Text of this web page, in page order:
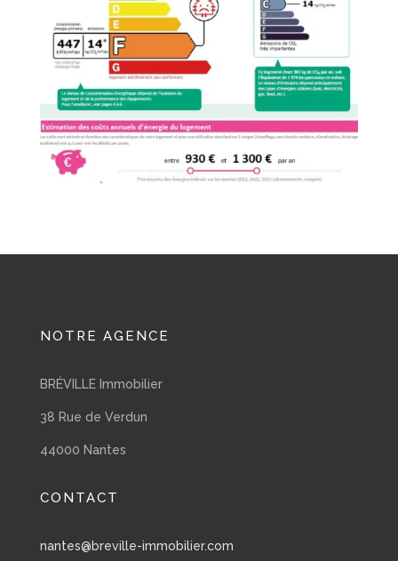
NOTRE AGENCE
BRÉVILLE Immobilier
38 Rue de Verdun
44000 Nantes
CONTACT
nantes@breville-immobilier.com